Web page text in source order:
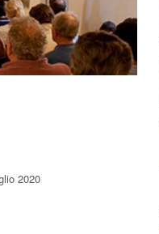
2020